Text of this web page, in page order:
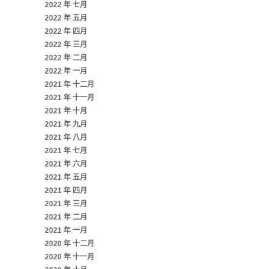
2022 年 七月
2022 年 五月
2022 年 四月
2022 年 三月
2022 年 二月
2022 年 一月
2021 年 十二月
2021 年 十一月
2021 年 十月
2021 年 九月
2021 年 八月
2021 年 七月
2021 年 六月
2021 年 五月
2021 年 四月
2021 年 三月
2021 年 二月
2021 年 一月
2020 年 十二月
2020 年 十一月